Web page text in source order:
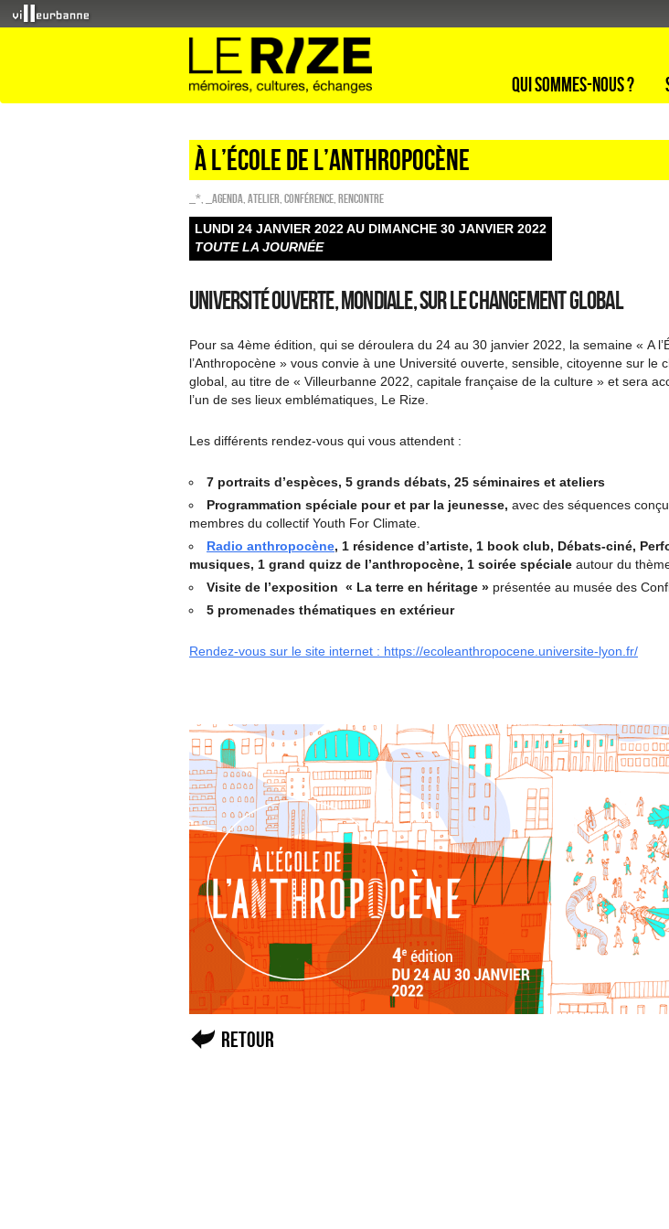
Qui sommes-nous ?
À l’École de l’Anthropocène
_* _Agenda Atelier Conférence Rencontre
LUNDI 24 JANVIER 2022 AU DIMANCHE 30 JANVIER 2022
TOUTE LA JOURNÉE
Université ouverte, mondiale, sur le changement global
Pour sa 4ème édition, qui se déroulera du 24 au 30 janvier 2022, la semaine « A
l’Anthropocène » vous convie à une Université ouverte, sensible, citoyenne sur le
global, au titre de « Villeurbanne 2022, capitale française de la culture » et sera
l’un de ses lieux emblématiques, Le Rize.
Les différents rendez-vous qui vous attendent :
7 portraits d’espèces, 5 grands débats, 25 séminaires et ateliers
Programmation spéciale pour et par la jeunesse, avec des séquences
membres du collectif Youth For Climate.
Radio anthropocène, 1 résidence d’artiste, 1 book club, Débats-ciné,
musiques, 1 grand quizz de l’anthropocène, 1 soirée spéciale autour du
Visite de l’exposition « La terre en héritage » présentée au musée des
5 promenades thématiques en extérieur
Rendez-vous sur le site internet : https://ecoleanthropocene.universite-lyon.fr/
Retour